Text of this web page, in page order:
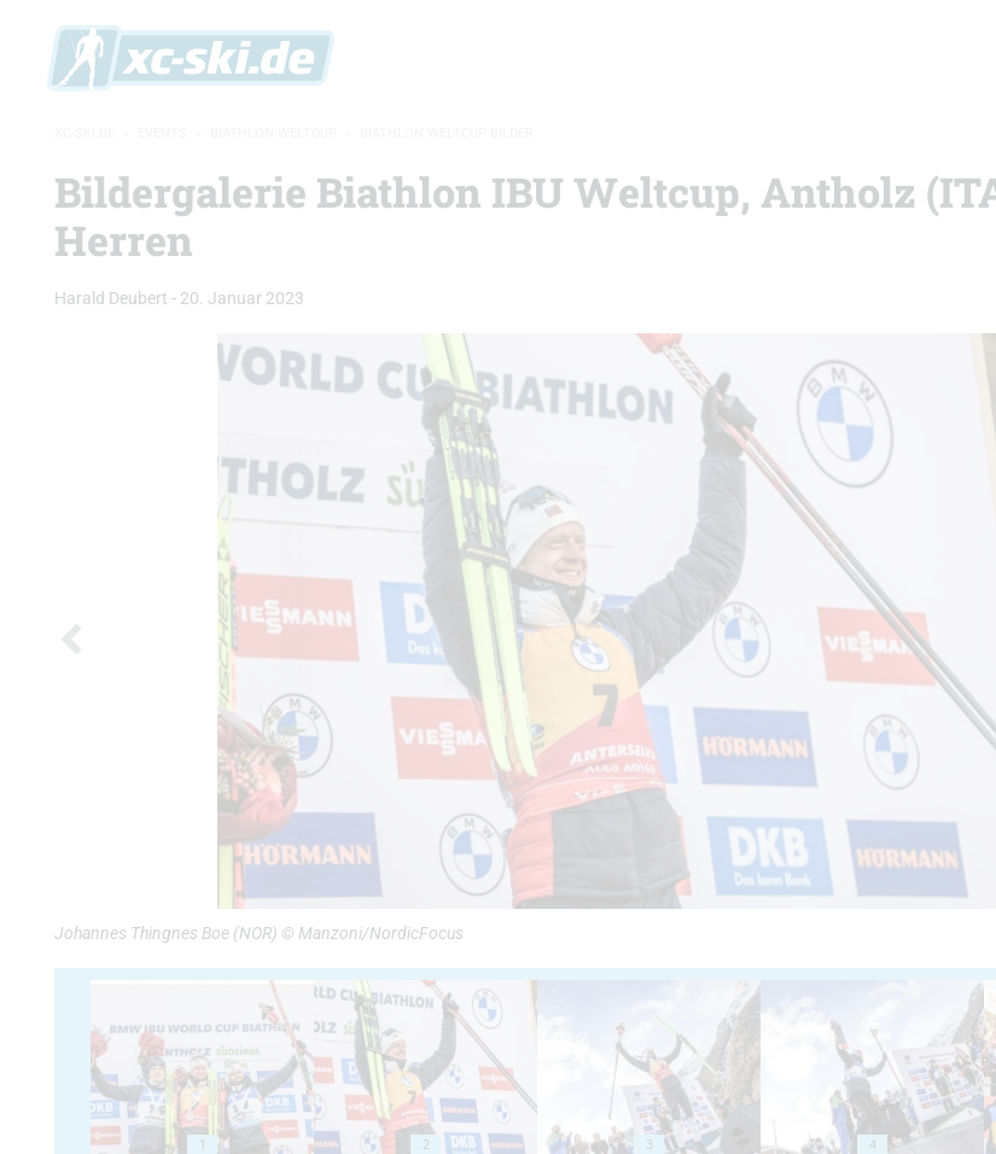
Bildergalerie Biathlon IBU Weltcup, Antholz
Herren
Harald Deubert - 20. Januar 2023
Johannes Thingnes Boe (NOR) © Manzoni/NordicFocus
1 2 3 4